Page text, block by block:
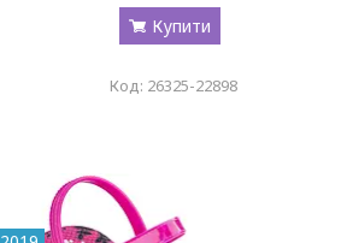
Купити
26325-22898